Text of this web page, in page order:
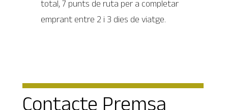
total, 7 punts de ruta per a completar
emprant entre 2 i 3 dies de viatge.
Contacte Premsa